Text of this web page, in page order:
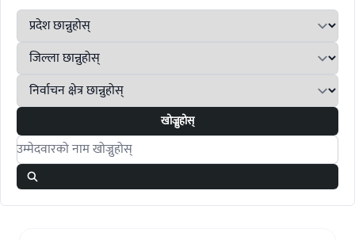
खोज्नुहोस्
Search candidates